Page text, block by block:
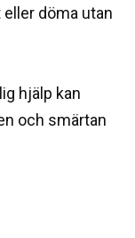
döma utan
hjälp kan
och smärtan